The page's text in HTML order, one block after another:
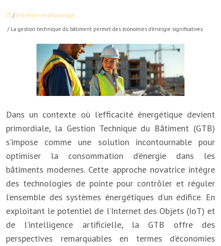
/ Entretien et dépannage
/ La gestion technique du bâtiment permet des économies d’énergie significatives
Dans un contexte où l’efficacité énergétique devient
primordiale, la Gestion Technique du Bâtiment (GTB)
s’impose comme une solution incontournable pour
optimiser la consommation d’énergie dans les
bâtiments modernes. Cette approche novatrice intègre
des technologies de pointe pour contrôler et réguler
l’ensemble des systèmes énergétiques d’un édifice. En
exploitant le potentiel de l’Internet des Objets (IoT) et
de l’intelligence artificielle, la GTB offre des
perspectives remarquables en termes d’économies